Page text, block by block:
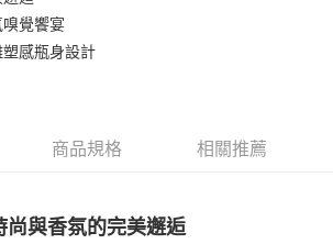
含以上)免運費
覺饗宴
感瓶身設計
商品規格 相關推薦
尚與香氛的完美邂逅